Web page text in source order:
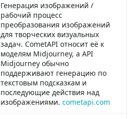
Генерация изображений /
рабочий процесс
преобразования изображений
для творческих визуальных
задач. CometAPI относит её к
моделям Midjourney, а API
Midjourney обычно
поддерживают генерацию по
текстовым подсказкам и
последующие действия над
изображениями. cometapi.com